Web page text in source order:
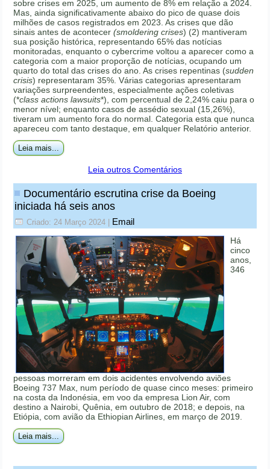
sobre crises em 2025, um aumento de 8% em relação a 2024.
Mas, ainda significativamente abaixo do pico de quase dois
milhões de casos registrados em 2023. As crises que dão
sinais antes de acontecer(smoldering crises) (2) mantiveram
sua posição histórica, representando 65% das notícias
monitoradas, enquanto o cybercrime voltou a aparecer como a
categoria com a maior proporção de notícias, ocupando um
quarto do total das crises do ano. As crises repentinas (sudden
crisis) representaram 35%. Várias categorias apresentaram
variações surpreendentes, especialmente ações coletivas
(*class actions lawsuits*), com percentual de 2,24% caiu para o
menor nível; enquanto casos de assédio sexual (15,26%),
tiveram um aumento fora do normal. Categoria esta que nunca
apareceu com tanto destaque, em qualquer Relatório anterior.
Leia mais...
Leia outros Comentários
Documentário escrutina crise da Boeing
iniciada há seis anos
Criado: 24 Março 2024 Email
Há
cinco
anos,
346
pessoas morreram em dois acidentes envolvendo aviões
Boeing 737 Max, num período de quase cinco meses: primeiro
na costa da Indonésia, em voo da empresa Lion Air, com
destino a Nairobi, Quênia, em outubro de 2018; e depois, na
Etiópia, com avião da Ethiopian Airlines, em março de 2019.
Leia mais...